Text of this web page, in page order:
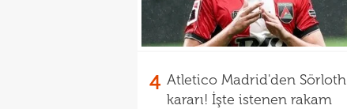
4 Atletico Madrid'den Sörloth
kararı! İşte istenen rakam